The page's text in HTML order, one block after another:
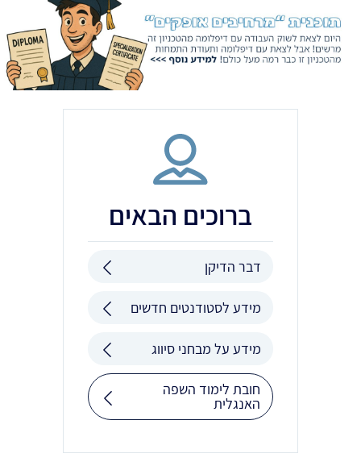
ברוכים הבאים
דבר הדיקן
מידע לסטודנטים חדשים
מידע על מבחני סיווג
חובת לימוד השפה
האנגלית